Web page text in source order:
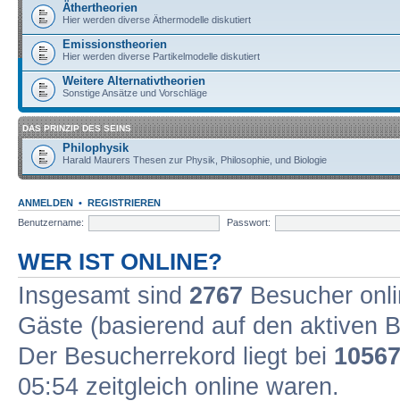
Äthertheorien
Hier werden diverse Äthermodelle diskutiert
Emissionstheorien
Hier werden diverse Partikelmodelle diskutiert
Weitere Alternativtheorien
Sonstige Ansätze und Vorschläge
DAS PRINZIP DES SEINS
Philophysik
Harald Maurers Thesen zur Physik, Philosophie, und Biologie
ANMELDEN • REGISTRIEREN
Benutzername:
Passwort:
WER IST ONLINE?
Insgesamt sind 2767 Besucher
Gäste (basierend auf den aktiven
Der Besucherrekord liegt bei 10567
05:54 zeitgleich online waren.